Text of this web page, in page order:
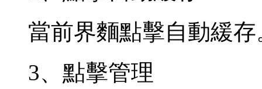
當前界麵點擊自動緩存
3、點擊管理